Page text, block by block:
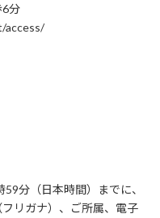
6分
access/
分（日本時間）までに、
リガナ）、ご所属、電子